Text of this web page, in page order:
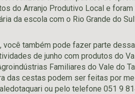
do Arranjo Produtivo Local e
da escola com o Rio Grande do
também pode fazer parte
de junho com produtos do
Familiares do Vale do
das cestas podem ser feitas por
ou pelo telefone 051 9